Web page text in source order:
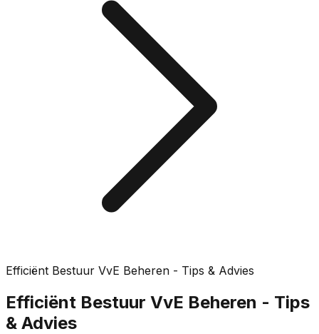
Efficiënt Bestuur VvE Beheren - Tips & Advies
Efficiënt Bestuur VvE Beheren - Tips
& Advies